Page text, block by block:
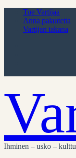
Tue Vartijaa
Anna palautetta
Vartijan takana
Ihminen – usko –